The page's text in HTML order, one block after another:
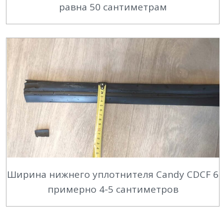
равна 50 сантиметрам
Ширина нижнего уплотнителя Candy CDCF 6
примерно 4-5 сантиметров